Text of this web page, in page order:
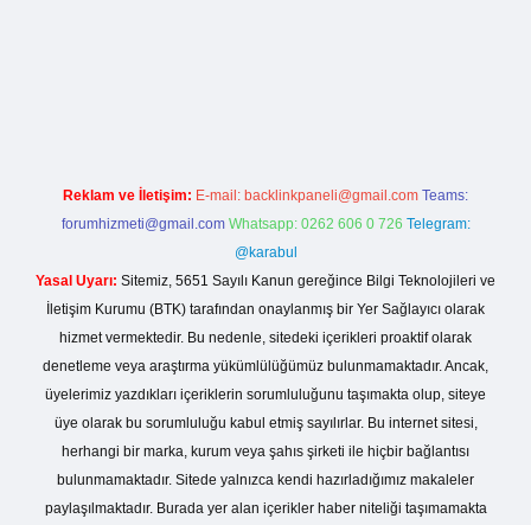
Reklam ve İletişim: E-mail: backlinkpaneli@gmail.com Teams:
forumhizmeti@gmail.com Whatsapp: 0262 606 0 726 Telegram:
@karabul
Yasal Uyarı: Sitemiz, 5651 Sayılı Kanun gereğince Bilgi Teknolojileri ve
İletişim Kurumu (BTK) tarafından onaylanmış bir Yer Sağlayıcı olarak
hizmet vermektedir. Bu nedenle, sitedeki içerikleri proaktif olarak
denetleme veya araştırma yükümlülüğümüz bulunmamaktadır. Ancak,
üyelerimiz yazdıkları içeriklerin sorumluluğunu taşımakta olup, siteye
üye olarak bu sorumluluğu kabul etmiş sayılırlar. Bu internet sitesi,
herhangi bir marka, kurum veya şahıs şirketi ile hiçbir bağlantısı
bulunmamaktadır. Sitede yalnızca kendi hazırladığımız makaleler
paylaşılmaktadır. Burada yer alan içerikler haber niteliği taşımamakta